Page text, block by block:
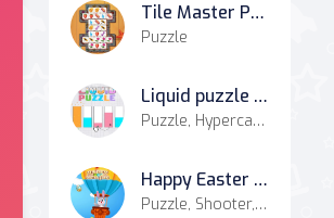
Tile Master Puzzle
Puzzle
Liquid puzzle sort the color
Puzzle, Hypercasual, Board, Casual
Happy Easter Game
Puzzle, Shooter, Casual